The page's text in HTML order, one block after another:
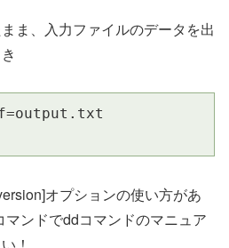
ま、入力ファイルのデータを出
オプションの使い方があ
ンドでddコマンドのマニュア